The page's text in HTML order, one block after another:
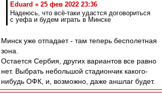
Eduard » 25 фев 2022 23:36
Надеюсь, что всё-таки удастся договориться
с уефа и будем играть в Минске
Минск уже отпадает - там теперь бесполетная
зона.
Остается Сербия, других вариантов все равно
нет. Выбрать небольшой стадиончик какого-
нибудь ОФК, и, возможно, даже аншлаг будет.